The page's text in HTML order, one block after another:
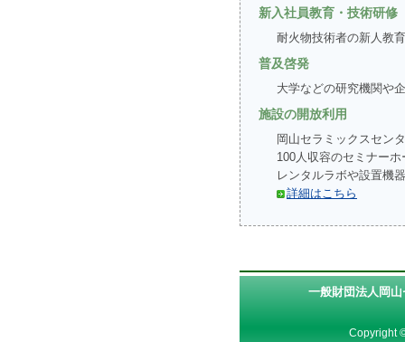
新入社員教育・技術研修
耐火物技術者の新人教
普及啓発
大学などの研究機関や
施設の開放利用
岡山セラミックスセン
100人収容のセミナー
レンタルラボや設置機
詳細はこちら
一般財団法人岡
Copyright